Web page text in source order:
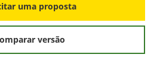
uma proposta
versão